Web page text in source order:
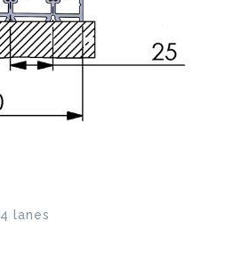
4 lanes